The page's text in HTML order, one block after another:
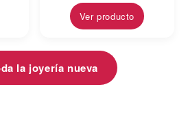
Ver producto
la joyería nueva